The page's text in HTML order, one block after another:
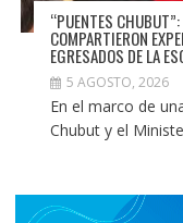
“PUENTES
COMPARTIERON
EGRESADOS DE LA
5 AGOSTO, 2026
En el marco de
Chubut y el